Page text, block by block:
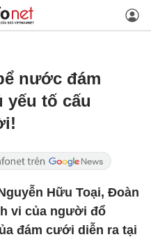
nước đám
tố cấu
Hữu Toại, Đoàn
vi của người đổ
đám cưới diễn ra tại